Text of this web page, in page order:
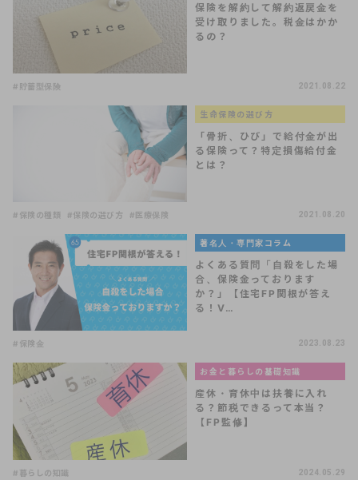
保険を解約して解約返戻金を
受け取りました。税金はかか
るの？
#貯蓄型保険 2021.08.22
生命保険の選び方
「骨折、ひび」で給付金が出
る保険って？特定損傷給付金
とは？
#保険の種類 #保険の選び方 #医療保険 2021.08.20
著名人・専門家コラム
よくある質問「自殺をした場
合、保険金っております
か？」【住宅FP関根が答え
る！V…
#保険金 2023.08.23
お金と暮らしの基礎知識
産休・育休中は扶養に入れ
る？節税できるって本当？
【FP監修】
#暮らしの知識 2024.05.29